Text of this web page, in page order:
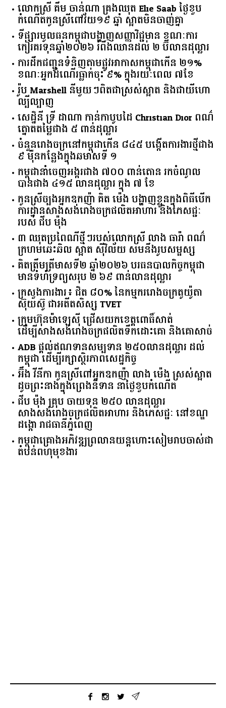
លោកស្រី គឹម ចាន់ណា គ្រងឈុត Elie Saab ថ្ងៃខួប
កំណើតកូនស្រីពៅវ័យ១៩ ឆ្នាំ ស្អាតមិនចាញ់គ្នា
ទីផ្សារ​មូលធន​កម្ពុជា​បង្ហាញ​សញ្ញា​វិជ្ជមាន​ ​ខណៈ​ការ​
កៀរគរ​ទុន​ឆ្នាំ​២០២៦​ ​រំពឹង​ឈានដល់​ ​២​ ​ប៊ីលាន​ដុល្លារ​
ការដឹកជញ្ជូនទំនិញតាមផ្លូវអាកាសកម្ពុជាកើន ២១%
ខណៈអ្នកដំណើរធ្លាក់ចុះ ៩% ក្នុងរយៈពេល ៧ខែ
រ៉ូប Marshell នីមួយៗពិតជាស្រស់ស្អាត និងជាយីហោ
ល្បីល្បាញ
សេដ្ឋិនី ទ្រី ដាណា កាន់កាបូបដៃ Christian Dior ពណ៌
ត្នោតតម្លៃជាង ៥ ពាន់ដុល្លារ
ចំនួន​រោងចក្រ​នៅ​កម្ពុជា​កើន​ ​៨៤៥​ ​បង្កើត​ការងារ​ថ្មី​ជាង​
​៩​ ​ម៉ឺន​កន្លែង​ក្នុង​ឆមាស​ទី ​១​
កម្ពុជានាំចេញអង្ករជាង ៧០០ ពាន់តោន រកចំណូល
បានជាង ៤១៥ លានដុល្លារ ក្នុង ៧ ខែ
កូនស្រីច្បងអ្នកឧកញ៉ា គិត ម៉េង បង្ហាញខ្លួនក្នុងពិធីបើក
ការដ្ឋានសាងសង់រោងចក្រផលិតអាហារ និងភេសជ្ជៈ
របស់ ជីប ម៉ុង
៣ ឈុតប្រពៃណីថ្មីៗរបស់លោកស្រី លាង ធារ៉ា ពណ៌
ក្រហមឆេះឆិល ស្អាត ​ស៊ីវិល័យ សមនឹងរូបសម្ផស្ស
គិត​ត្រឹមត្រីមាស​ទី​២​ ​ឆ្នាំ​២០២៦​ បរធន​បាលកិច្ច​កម្ពុជា​ ​
មាន​ទំហំ​ទ្រព្យ​សរុប​ ​២.៦៩​ ​ពាន់លាន​ដុល្លារ​
ក្រសួង​ការងារ​៖ ​ជិត​ ​៨០​% ​នៃ​កម្មករ​រោងចក្រ​តូយ៉ូតា ​
ស៊ុយ​ស៊ូ ​ជា​អតីត​សិស្ស​ ​TVET​
ក្រុមហ៊ុន​ម៉ាឡេស៊ី ជ្រើសយកខេត្ដពោធិ៍សាត់
ដើម្បីសាងសង់រោងចក្រផលិតទឹកដោះគោ និងគោសាច់
ADB ផ្តល់ឥណទានសម្បទាន ២៥០លានដុល្លារ ដល់
កម្ពុជា ដើម្បីរក្សាស្ថិរភាពសេដ្ឋកិច្ច
អ៊ឹង វីនីកា កូនស្រីពៅអ្នកឧកញ៉ា លាង ម៉េង ស្រស់ស្អាត
ដូចព្រះនាងក្នុងព្រេងនិទាន នាថ្ងៃខួបកំណើត
ជីប ម៉ុង គ្រុប ចាយទុន ២៥០ លានដុល្លារ
សាងសង់រោងចក្រផលិតអាហារ និងភេសជ្ជៈ នៅខណ្ឌ
ដង្កោ រាជធានីភ្នំពេញ
កម្ពុជា​គ្រោង​អភិវឌ្ឍ​ព្រលានយន្តហោះ​សៀមរាប​ចាស់​ជា​
តំបន់​ពហុ​មុខងារ​